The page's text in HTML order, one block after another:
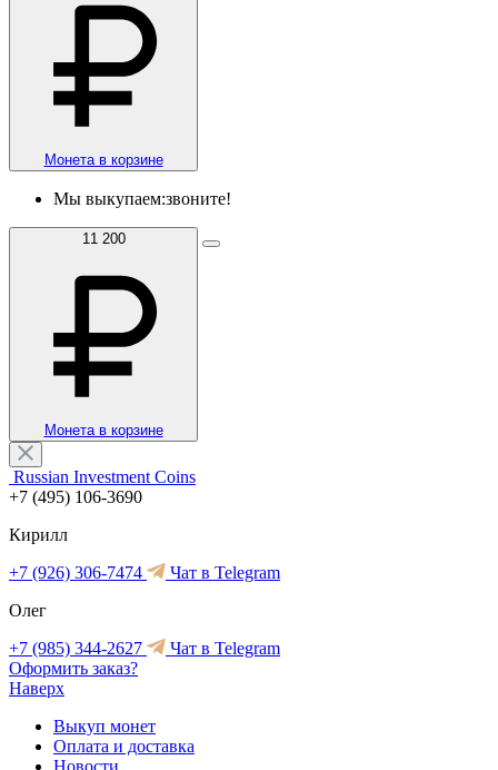
Монета в корзине
Мы выкупаем:звоните!
11 200
Монета в корзине
Russian Investment Coins
+7 (495) 106-3690
Кирилл
+7 (926) 306-7474
Чат в Telegram
Олег
+7 (985) 344-2627
Чат в Telegram
Оформить заказ?
Наверх
Выкуп монет
Оплата и доставка
Новости